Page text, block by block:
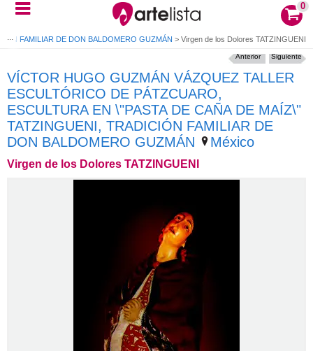
0
FAMILIAR DE DON BALDOMERO GUZMÁN > Virgen de los Dolores TATZINGUENI
VÍCTOR HUGO GUZMÁN VÁZQUEZ TALLER
ESCULTÓRICO DE PÁTZCUARO,
ESCULTURA EN \"PASTA DE CAÑA DE MAÍZ\"
TATZINGUENI, TRADICIÓN FAMILIAR DE
DON BALDOMERO GUZMÁN
México
Virgen de los Dolores TATZINGUENI
Siguiente
Anterior